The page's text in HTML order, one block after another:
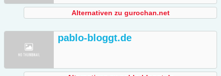
Alternativen zu gurochan.net
pablo-bloggt.de